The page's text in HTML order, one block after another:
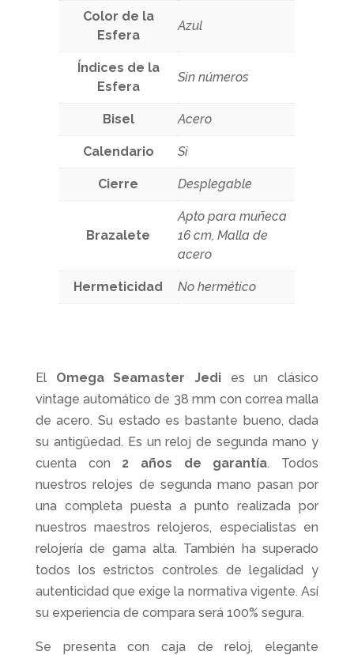
Color de la
Esfera
Azul
Índices de la
Esfera
Sin números
Bisel Acero
Calendario Si
Cierre Desplegable
Brazalete
Apto para muñeca
16 cm, Malla de
acero
Hermeticidad No hermético
El Omega Seamaster Jedi es un clásico
vintage automático de 38 mm con correa malla
de acero. Su estado es bastante bueno, dada
su antigüedad. Es un reloj de segunda mano y
cuenta con 2 años de garantía. Todos
nuestros relojes de segunda mano pasan por
una completa puesta a punto realizada por
nuestros maestros relojeros, especialistas en
relojería de gama alta. También ha superado
todos los estrictos controles de legalidad y
autenticidad que exige la normativa vigente. Así
su experiencia de compara será 100% segura.
Se presenta con caja de reloj, elegante